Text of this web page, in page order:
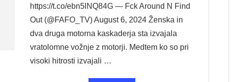
https://t.co/ebn5lNQ84G — Fck Around N Find
Out (@FAFO_TV) August 6, 2024 Ženska in
dva druga motorna kaskaderja sta izvajala
vratolomne vožnje z motorji. Medtem ko so pri
visoki hitrosti izvajali …